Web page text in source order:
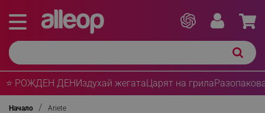
⭐ РОЖДЕН ДЕНИздухай жегатаЦарят на грила
Начало Ariete